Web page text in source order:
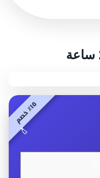
١
٥
٪
خ
ص
م
🏷️